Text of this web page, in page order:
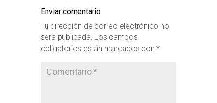
Enviar comentario
Tu dirección de correo electrónico no
será publicada. Los campos
obligatorios están marcados con *